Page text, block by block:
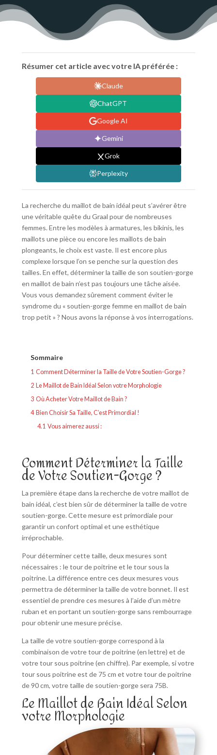
Résumer cet article avec votre IA préférée :
Claude
ChatGPT
Google AI
Gemini
Grok
Perplexity
La recherche du maillot de bain idéal peut s’avérer être
une véritable quête du Graal pour de nombreuses
femmes. Entre les modèles à armatures, les bikinis, les
maillots une pièce ou encore les maillots de bain
plongeants, le choix est vaste. Il est encore plus
complexe lorsque l’on se penche sur la question des
tailles. En effet, déterminer la taille de son soutien-gorge
en maillot de bain n’est pas toujours une tâche aisée.
Vous vous demandez sûrement comment éviter le
syndrome du « soutien-gorge femme en maillot de bain
trop petit » ? Nous avons la réponse à vos interrogations.
Sommaire
1 Comment Déterminer la Taille de Votre Soutien-Gorge ?
2
Le Maillot de Bain Idéal Selon votre Morphologie
3 Où Acheter Votre Maillot de Bain ?
4 Bien Choisir Sa Taille, C’est Primordial !
4.1 Vous aimerez aussi :
Comment Déterminer la Taille
de Votre Soutien-Gorge ?
La première étape dans la recherche de votre maillot de
bain idéal, c’est bien sûr de déterminer la taille de votre
soutien-gorge. Cette mesure est primordiale pour
garantir un confort optimal et une esthétique
irréprochable.
Pour déterminer cette taille, deux mesures sont
nécessaires : le tour de poitrine et le tour sous la
poitrine. La différence entre ces deux mesures vous
permettra de déterminer la taille de votre bonnet. Il est
essentiel de prendre ces mesures à l’aide d’un mètre
ruban et en portant un soutien-gorge sans rembourrage
pour obtenir une mesure précise.
La taille de votre soutien-gorge correspond à la
combinaison de votre tour de poitrine (en lettre) et de
votre tour sous poitrine (en chiffre). Par exemple, si votre
tour sous poitrine est de 75 cm et votre tour de poitrine
de 90 cm, votre taille de soutien-gorge sera 75B.
Le Maillot de Bain Idéal Selon
votre Morphologie